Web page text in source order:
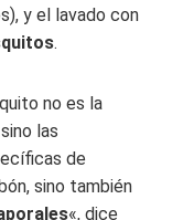
y el lavado con
.
no es la
las
de
sino también
«, dice